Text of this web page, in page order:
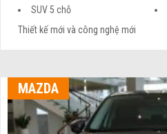
SUV 5 chỗ
Thiết kế mới và công nghệ mới
MAZDA